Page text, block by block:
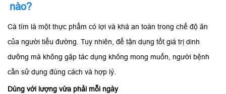
nào?
Cà tím là một thực phẩm có lợi và khá an toàn trong chế độ ăn
của người tiểu đường. Tuy nhiên, để tận dụng tốt giá trị dinh
dưỡng mà không gặp tác dụng không mong muốn, người bệnh
cần sử dụng đúng cách và hợp lý.
Dùng với lượng vừa phải mỗi ngày